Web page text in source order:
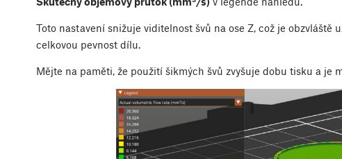
Toto nastavení snižuje viditelnost švů na ose Z, což je obzvláště
celkovou pevnost dílu.
Mějte na paměti, že použití šikmých švů zvyšuje dobu tisku a je